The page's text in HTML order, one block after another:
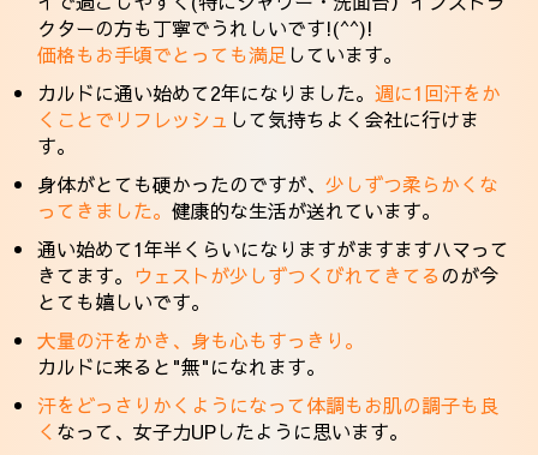
クターの方も丁寧でうれしいです!(^^)!
価格もお手頃でとっても満足 しています。
カルドに通い始めて2年になりました。週に1回汗をか
くことでリフレッシュ して気持ちよく会社に行けま
す。
身体がとても硬かったのですが、少しずつ柔らかくな
ってきました。健康的な生活が送れています。
通い始めて1年半くらいになりますがますますハマって
きてます。 ウェストが少しずつくびれてきてるのが今
とても嬉しいです。
大量の汗をかき、身も心もすっきり。
カルドに来ると"無"になれます。
汗をどっさりかくようになって体調もお肌の調子も良
く なって、女子力UPしたように思います。